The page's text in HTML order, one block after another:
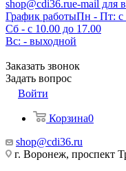
shop@cdi36.rue-mail для
График работыПн - Пт: с
Сб - с 10.00 до 17.00
Вс: - выходной
Заказать звонок
Задать вопрос
Войти
Корзина0
shop@cdi36.ru
г. Воронеж, проспект